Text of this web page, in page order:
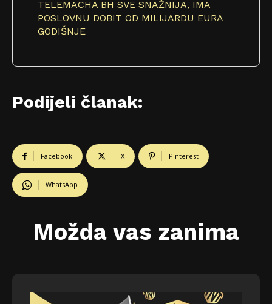
TELEMACHA BH SVE SNAŽNIJA, IMA
POSLOVNU DOBIT OD MILIJARDU EURA
GODIŠNJE
Podijeli članak:
Facebook X Pinterest
WhatsApp
Možda vas zanima